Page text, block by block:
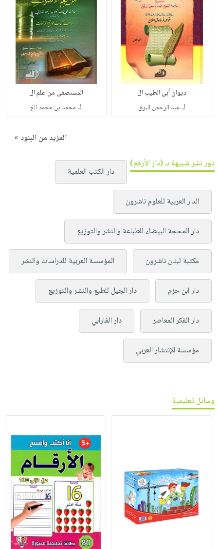
ديوان أبي الطيب ال
لـعبد الرحمن البرق
المستصفى من علم ال
لـ محمد بن محمد الغ
المزيد من البنود »
دور نشر شبيهة بـ (دار الأرقم)
دار الكتب العلمية
الدار العربية للعلوم ناشرون
دار المحجة البيضاء للطباعة والنشر والتوزيع
مكتبة لبنان ناشرون المؤسسة العربية للدراسات والنشر
دار ابن حزم دار الجيل للطبع والنشر والتوزيع
دار الفكر المعاصر دار الفارابي
مؤسسة الإنتشار العربي
وسائل تعليمية